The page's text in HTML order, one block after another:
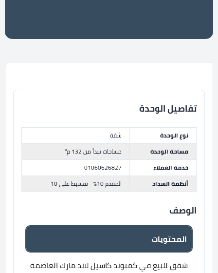
تفاصيل الوحدة
نوع الوحدة
شقة
مساحة الوحدة
مساحات تبدأ من 132 م²
خدمة العملاء
01060626827
أنظمة السداد
المقدم 10% - تقسيط على 10
الوصف
المحتويات
شقق للبيع في كمبوند كاسيل لاند مارك العاصمة